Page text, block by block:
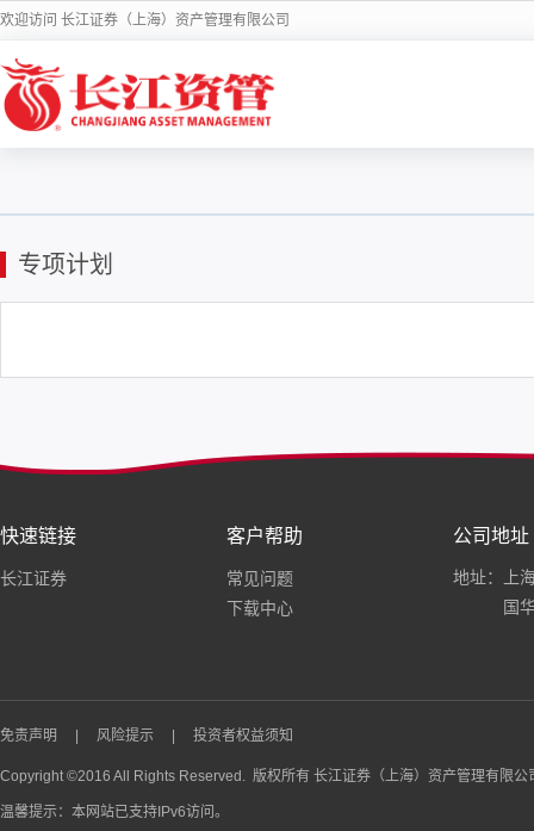
欢迎访问 长江证券（上海）资产管理有限公司
专项计划
快速链接
长江证券
客户帮助
常见问题
下载中心
公司地址
地址：上
国
免责声明 风险提示 投资者权益须知
Copyright ©2016 All Rights Reserved. 版权所有 长江证券（上海）资产管理有限
温馨提示：本网站已支持IPv6访问。